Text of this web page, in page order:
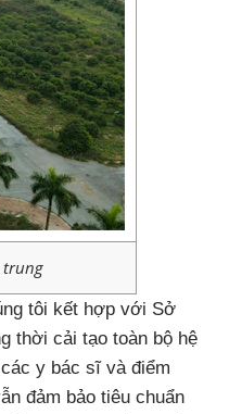
trung
tôi kết hợp với Sở
thời cải tạo toàn bộ hệ
y bác sĩ và điểm
đảm bảo tiêu chuẩn